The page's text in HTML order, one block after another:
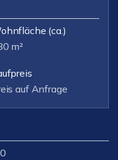
(ca.)
m²
auf Anfrage